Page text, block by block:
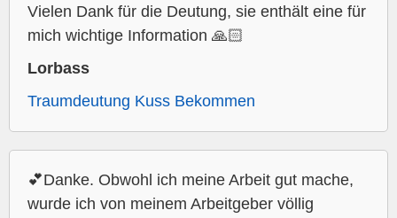
Vielen Dank für die Deutung, sie enthält eine für
mich wichtige Information 🙏🏻
Lorbass
Traumdeutung Kuss Bekommen
💕Danke. Obwohl ich meine Arbeit gut mache,
wurde ich von meinem Arbeitgeber völlig